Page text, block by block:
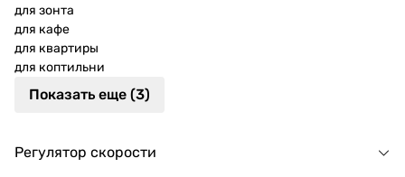
для зонта
для кафе
для квартиры
для коптильни
Показать еще (3)
Регулятор скорости